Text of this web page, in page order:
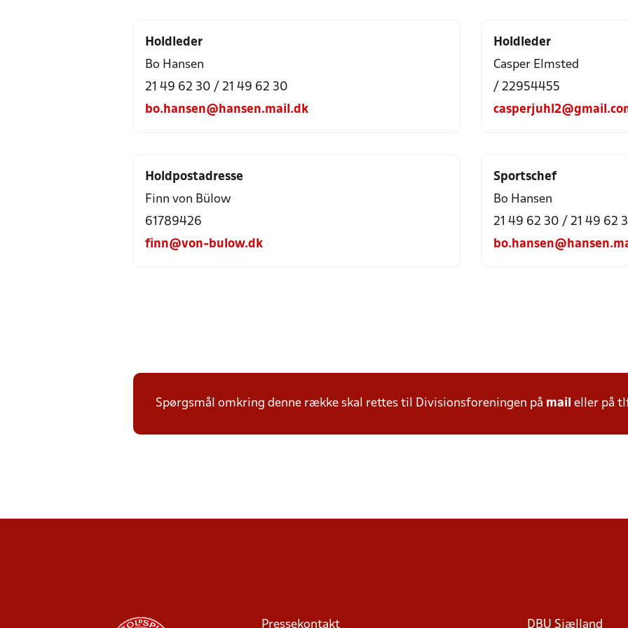
Holdleder
Bo Hansen
21 49 62 30 / 21 49 62 30
bo.hansen@hansen.mail.dk
Holdleder
Casper Elmsted
/ 22954455
Holdpostadresse
Finn von Bülow
61789426
finn@von-bulow.dk
Sportschef
Bo Hansen
21 49 62 30 / 21 49 62
Spørgsmål omkring denne række skal rettes til Divisionsforeningen på mail eller på
Pressekontakt DBU Sjælland